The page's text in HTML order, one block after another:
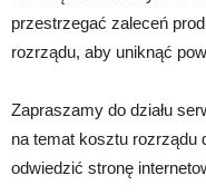
przestrzegać zaleceń
rozrządu, aby uniknąć
Zapraszamy do działu
na temat kosztu rozrządu
odwiedzić stronę